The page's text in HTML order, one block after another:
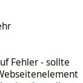
Fehler - sollte